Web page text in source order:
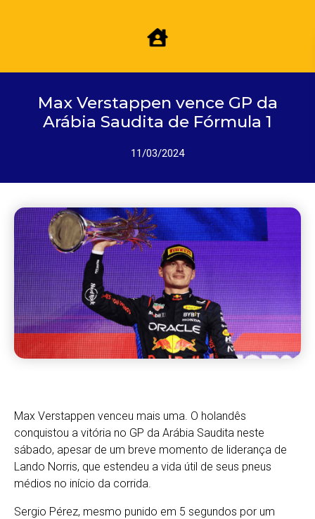
Max Verstappen vence GP da
Arábia Saudita de Fórmula 1
11/03/2024
Max Verstappen venceu mais uma. O holandês
conquistou a vitória no GP da Arábia Saudita neste
sábado, apesar de um breve momento de liderança de
Lando Norris, que estendeu a vida útil de seus pneus
médios no início da corrida.
Sergio Pérez, mesmo punido em 5 segundos por um